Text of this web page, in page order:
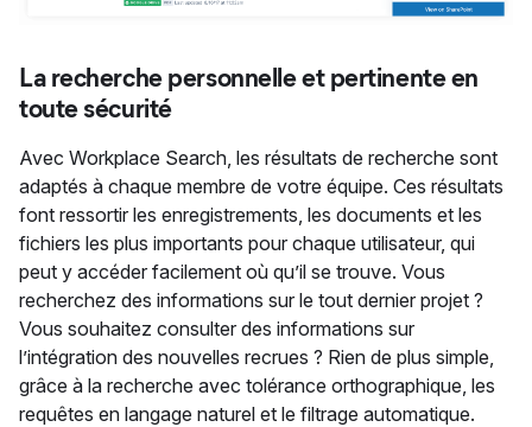
La recherche personnelle et pertinente en
toute sécurité
Avec Workplace Search, les résultats de recherche sont
adaptés à chaque membre de votre équipe. Ces résultats
font ressortir les enregistrements, les documents et les
fichiers les plus importants pour chaque utilisateur, qui
peut y accéder facilement où qu’il se trouve. Vous
recherchez des informations sur le tout dernier projet ?
Vous souhaitez consulter des informations sur
l’intégration des nouvelles recrues ? Rien de plus simple,
grâce à la recherche avec tolérance orthographique, les
requêtes en langage naturel et le filtrage automatique.